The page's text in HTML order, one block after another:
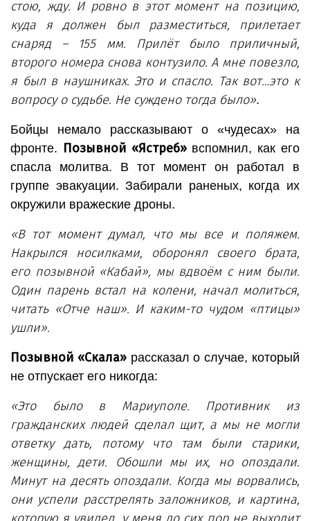
стою, жду. И ровно в этот момент на позицию,
куда я должен был разместиться, прилетает
снаряд – 155 мм. Прилёт было приличный,
второго номера снова контузило. А мне повезло,
я был в наушниках. Это и спасло. Так вот…это к
вопросу о судьбе. Не суждено тогда было».
Бойцы немало рассказывают о «чудесах» на
фронте. Позывной «Ястреб»вспомнил, как его
спасла молитва. В тот момент он работал в
группе эвакуации. Забирали раненых, когда их
окружили вражеские дроны.
«В тот момент думал, что мы все и поляжем.
Накрылся носилками, оборонял своего брата,
его позывной «Кабай», мы вдвоём с ним были.
Один парень встал на колени, начал молиться,
читать «Отче наш». И каким-то чудом «птицы»
ушли».
Позывной «Скала»рассказал о случае, который
не отпускает его никогда:
«Это было в Мариуполе. Противник из
гражданских людей сделал щит, а мы не могли
ответку дать, потому что там были старики,
женщины, дети. Обошли мы их, но опоздали.
Минут на десять опоздали. Когда мы ворвались,
они успели расстрелять заложников, и картина,
которую я увидел, у меня до сих пор не выходит